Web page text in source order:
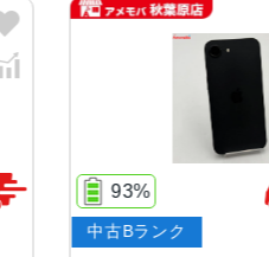
液晶
サイズ・重さ
カラー
容量
93%
中古Bランク